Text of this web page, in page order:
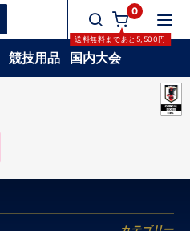
0
送料無料まであと 5,500円
競技用品 国内大会